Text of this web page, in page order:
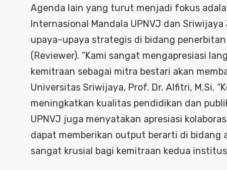
Agenda lain yang turut menjadi fokus
Internasional Mandala UPNVJ dan
upaya-upaya strategis di bidang
(Reviewer). “Kami sangat mengapresiasi
kemitraan sebagai mitra bestari akan
Universitas Sriwijaya, Prof. Dr. Alfitri, M.Si.
meningkatkan kualitas pendidikan dan
UPNVJ juga menyatakan apresiasi
dapat memberikan output berarti di bidang
sangat krusial bagi kemitraan kedua